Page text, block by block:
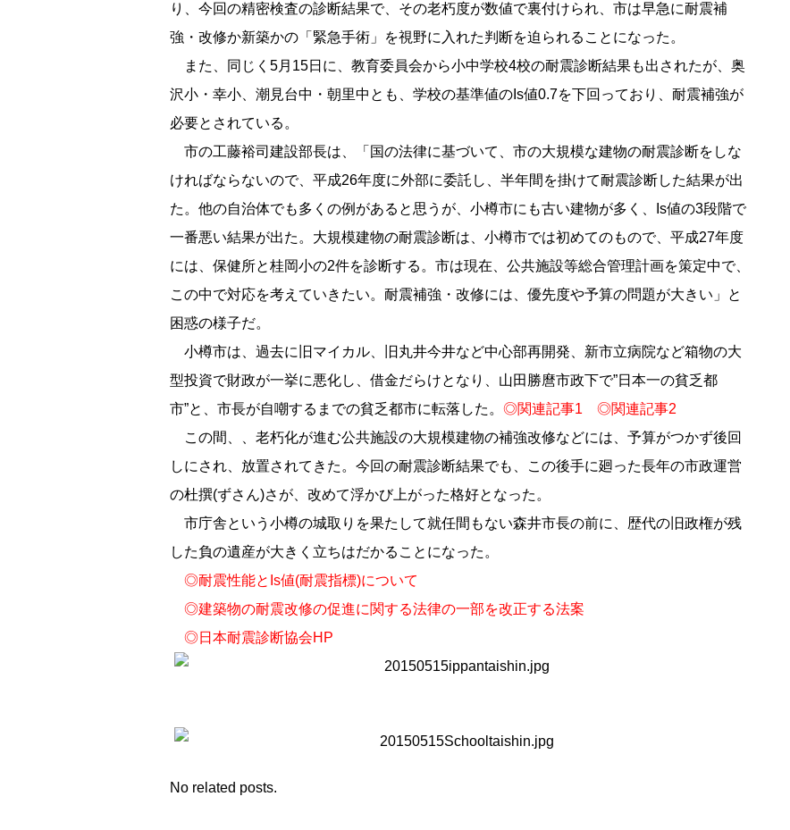
り、今回の精密検査の診断結果で、その老朽度が数値で裏付けられ、市は早急に耐震補
強・改修か新築かの「緊急手術」を視野に入れた判断を迫られることになった。
また、同じく5月15日に、教育委員会から小中学校4校の耐震診断結果も出されたが、奥
沢小・幸小、潮見台中・朝里中とも、学校の基準値のIs値0.7を下回っており、耐震補強が
必要とされている。
市の工藤裕司建設部長は、「国の法律に基づいて、市の大規模な建物の耐震診断をしな
ければならないので、平成26年度に外部に委託し、半年間を掛けて耐震診断した結果が出
た。他の自治体でも多くの例があると思うが、小樽市にも古い建物が多く、Is値の3段階で
一番悪い結果が出た。大規模建物の耐震診断は、小樽市では初めてのもので、平成27年度
には、保健所と桂岡小の2件を診断する。市は現在、公共施設等総合管理計画を策定中で、
この中で対応を考えていきたい。耐震補強・改修には、優先度や予算の問題が大きい」と
困惑の様子だ。
小樽市は、過去に旧マイカル、旧丸井今井など中心部再開発、新市立病院など箱物の大
型投資で財政が一挙に悪化し、借金だらけとなり、山田勝麿市政下で”日本一の貧乏都
市”と、市長が自嘲するまでの貧乏都市に転落した。 ◎関連記事1 ◎関連記事2
この間、、老朽化が進む公共施設の大規模建物の補強改修などには、予算がつかず後回
しにされ、放置されてきた。今回の耐震診断結果でも、この後手に廻った長年の市政運営
の杜撰(ずさん)さが、改めて浮かび上がった格好となった。
市庁舎という小樽の城取りを果たして就任間もない森井市長の前に、歴代の旧政権が残
した負の遺産が大きく立ちはだかることになった。
◎耐震性能とIs値(耐震指標)について
◎建築物の耐震改修の促進に関する法律の一部を改正する法案
◎日本耐震診断協会HP
No related posts.